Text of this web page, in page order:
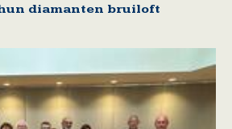
diamanten bruiloft